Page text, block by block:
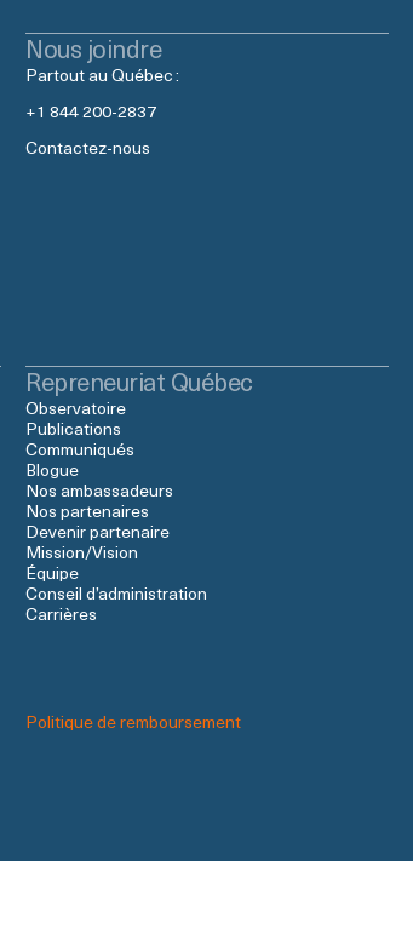
Nous joindre
Partout au Québec :
+1 844 200-2837
Contactez-nous
Repreneuriat Québec
Observatoire
Publications
Communiqués
Blogue
Nos ambassadeurs
Nos partenaires
Devenir partenaire
Mission/Vision
Équipe
Conseil d’administration
Carrières
Politique de remboursement